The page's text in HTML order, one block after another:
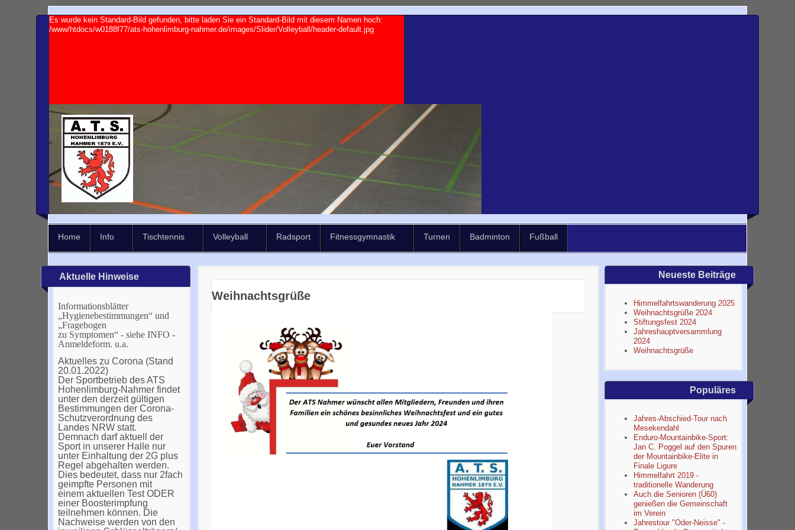
Es wurde kein Standard-Bild gefunden, bitte laden Sie ein Standard-Bild mit diesem Namen hoch:
/www/htdocs/w0188f77/ats-hohenlimburg-nahmer.de/images/Slider/Volleyball/header-default.jpg
Home Info Tischtennis Volleyball Radsport Fitnessgymnastik Turnen Badminton Fußball
Aktuelle Hinweise
Informationsblätter
„Hygienebestimmungen“ und
„Fragebogen
zu Symptomen“ - siehe INFO -
Anmeldeform. u.a.
Aktuelles zu Corona (Stand
20.01.2022)
Der Sportbetrieb des ATS
Hohenlimburg-Nahmer findet
unter den derzeit gültigen
Bestimmungen der Corona-
Schutzverordnung des
Landes NRW statt.
Demnach darf aktuell der
Sport in unserer Halle nur
unter Einhaltung der 2G plus
Regel abgehalten werden.
Dies bedeutet, dass nur 2fach
geimpfte Personen mit
einem aktuellen Test ODER
einer Boosterimpfung
teilnehmen können. Die
Nachweise werden von den
Weihnachtsgrüße
Neueste Beiträge
Himmelfahrtswanderung 2025
Weihnachtsgrüße 2024
Stiftungsfest 2024
Jahreshauptversammlung
2024
Weihnachtsgrüße
Populäres
Jahres-Abschied-Tour nach
Mesekendahl
Enduro-Mountainbike-Sport:
Jan C. Poggel auf den Spuren
der Mountainbike-Elite in
Finale Ligure
Himmelfahrt 2019 -
traditionelle Wanderung
Auch die Senioren (Ü60)
genießen die Gemeinschaft
im Verein
Jahrestour "Oder-Neisse" -